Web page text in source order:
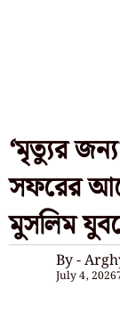
‘মৃত্যুর
সফরের
মুসলিম
By -
July 4, 2026